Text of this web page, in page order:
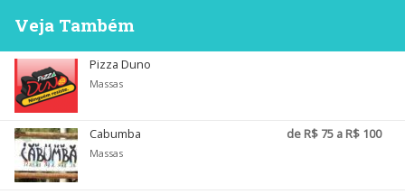
Veja Também
Pizza Duno
Massas
Cabumba
Massas
de R$ 75 a R$ 100